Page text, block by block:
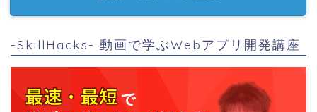
-SkillHacks- 動画で学ぶWebアプリ開発講座